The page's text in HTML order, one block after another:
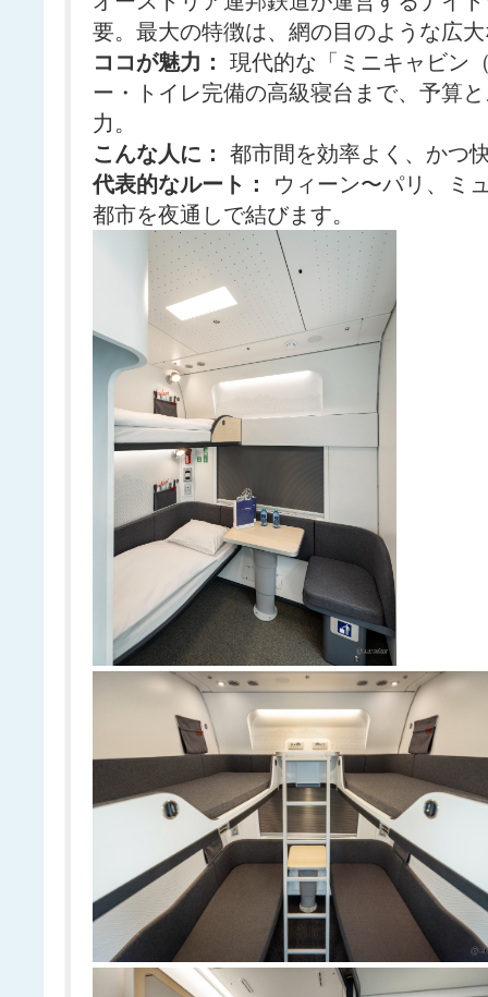
要。最大の特徴は、網の目のような広
ココが魅力：
現代的な「ミニキャビン
ー・トイレ完備の高級寝台まで、予算
力。
こんな人に：
都市間を効率よく、かつ
代表的なルート：
ウィーン〜パリ、ミ
都市を夜通しで結びます。